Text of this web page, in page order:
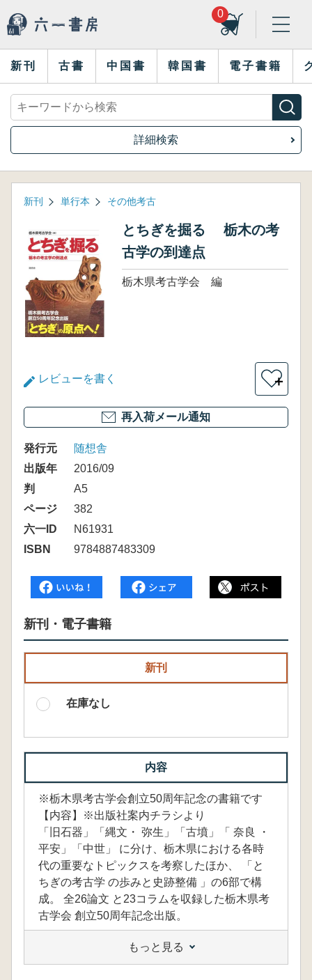
0
新刊 古書 中国書 韓国書 電子書籍
詳細検索
新刊 単行本 その他考古
とちぎを掘る 栃木の考
古学の到達点
栃木県考古学会 編
レビューを書く ＋
再入荷メール通知
発行元
随想舎
出版年
2016/09
判
A5
ページ
382
六一ID
N61931
ISBN
9784887483309
新刊・電子書籍
新刊
在庫なし
内容
※栃木県考古学会創立50周年記念の書籍です
【内容】※出版社案内チラシより
「旧石器」「縄文・ 弥生」「古墳」「 奈良 ・
平安」「中世」 に分け、栃木県における各時
代の重要なトピックスを考察したほか、 「と
ちぎの考古学 の歩みと史跡整備 」の6部で構
成。 全26論文 と23コラムを収録した栃木県考
古学会 創立50周年記念出版。
もっと見る